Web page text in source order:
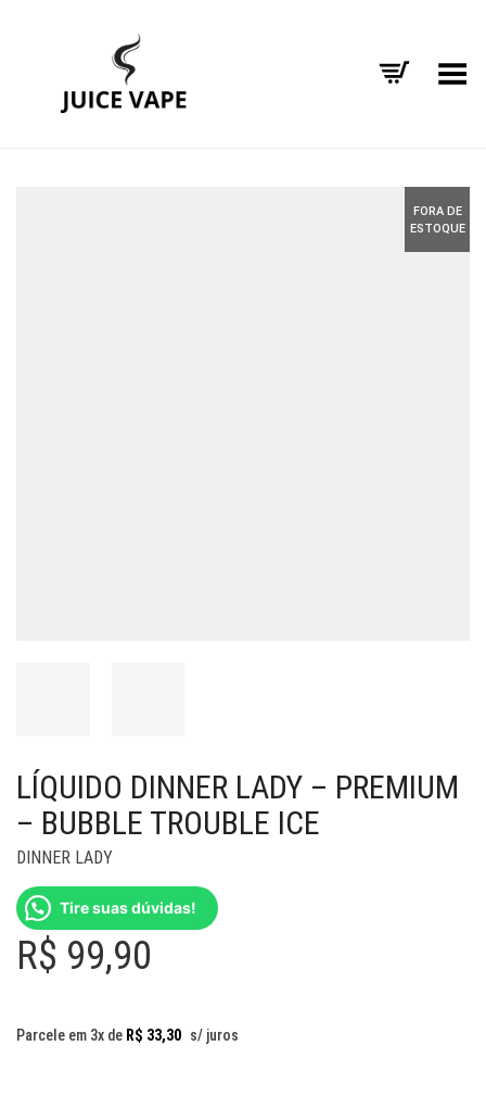
Alternar Menu
FORA DE
ESTOQUE
LÍQUIDO DINNER LADY – PREMIUM
– BUBBLE TROUBLE ICE
DINNER LADY
Tire suas dúvidas!
R$ 99,90
Parcele em 3x de R$ 33,30 s/ juros